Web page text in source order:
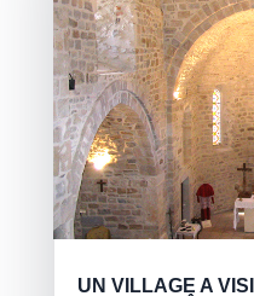
UN VILLAGE A